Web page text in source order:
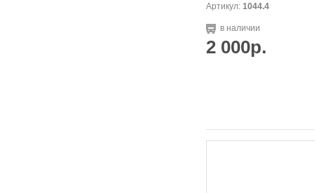
Артикул: 1044.4
в наличии
2 000р.